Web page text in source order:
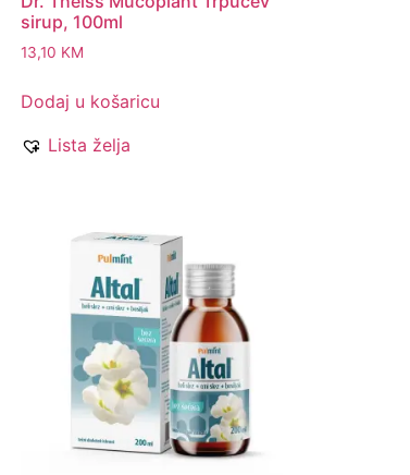
sirup, 100ml
13,10 KM
Dodaj u košaricu
Lista želja